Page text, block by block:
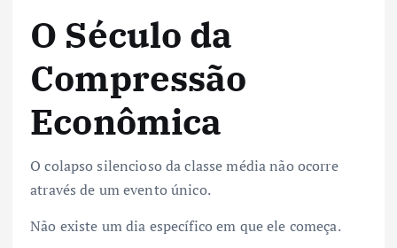
O Século da
Compressão
Econômica
O colapso silencioso da classe média não ocorre
através de um evento único.
Não existe um dia específico em que ele começa.